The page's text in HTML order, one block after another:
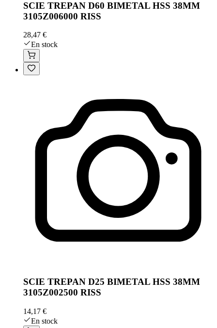
SCIE TREPAN D60 BIMETAL HSS 38MM
3105Z006000 RISS
28,47 €
En stock
SCIE TREPAN D25 BIMETAL HSS 38MM
3105Z002500 RISS
14,17 €
En stock